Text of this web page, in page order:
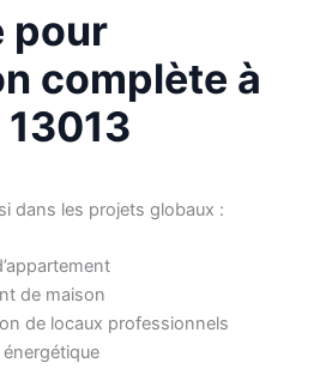
pour
complète à
dans les projets globaux :
de maison
de locaux professionnels